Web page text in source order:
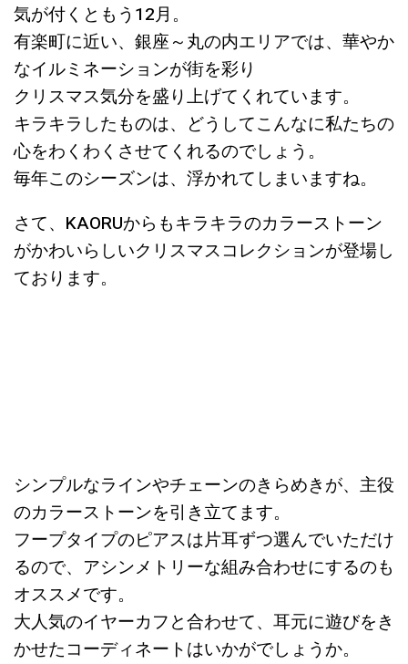
気が付くともう12月。
有楽町に近い、銀座～丸の内エリアでは、華やか
なイルミネーションが街を彩り
クリスマス気分を盛り上げてくれています。
キラキラしたものは、どうしてこんなに私たちの
心をわくわくさせてくれるのでしょう。
毎年このシーズンは、浮かれてしまいますね。
さて、KAORUからもキラキラのカラーストーン
がかわいらしいクリスマスコレクションが登場し
ております。
シンプルなラインやチェーンのきらめきが、主役
のカラーストーンを引き立てます。
フープタイプのピアスは片耳ずつ選んでいただけ
るので、アシンメトリーな組み合わせにするのも
オススメです。
大人気のイヤーカフと合わせて、耳元に遊びをき
かせたコーディネートはいかがでしょうか。